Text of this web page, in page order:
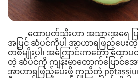
ထောပတ်သီးဟာ အသားအရေ
အပြင် ဆံပင်ကိုပါ အာဟာရဖြည့်ပေ
တစ်မျိုးပါ၊ အကြောင်းကတော့ ထော
တဲ့ ဆံပင်ကို ကျန်းမာတောက်ပြောင်အော
အာဟာရဖြည့်ပေးဖို့ ကူညီတဲ့